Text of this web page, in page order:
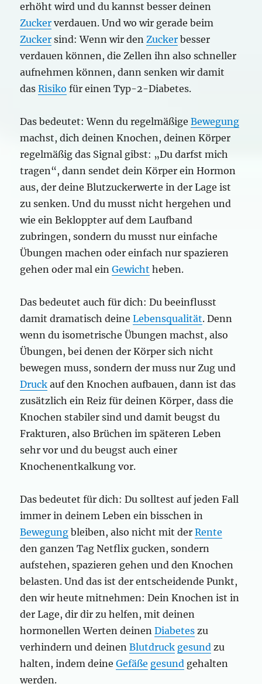
erhöht wird und du kannst besser deinen
Zucker verdauen. Und wo wir gerade beim
Zucker sind: Wenn wir denZucker besser
verdauen können, die Zellen ihn also schneller
aufnehmen können, dann senken wir damit
dasRisiko für einen Typ-2-Diabetes.
Das bedeutet: Wenn du regelmäßigeBewegung
machst, dich deinen Knochen, deinen Körper
regelmäßig das Signal gibst: „Du darfst mich
tragen“, dann sendet dein Körper ein Hormon
aus, der deine Blutzuckerwerte in der Lage ist
zu senken. Und du musst nicht hergehen und
wie ein Bekloppter auf dem Laufband
zubringen, sondern du musst nur einfache
Übungen machen oder einfach nur spazieren
gehen oder mal einGewicht heben.
Das bedeutet auch für dich: Du beeinflusst
damit dramatisch deineLebensqualität. Denn
wenn du isometrische Übungen machst, also
Übungen, bei denen der Körper sich nicht
bewegen muss, sondern der muss nur Zug und
Druck auf den Knochen aufbauen, dann ist das
zusätzlich ein Reiz für deinen Körper, dass die
Knochen stabiler sind und damit beugst du
Frakturen, also Brüchen im späteren Leben
sehr vor und du beugst auch einer
Knochenentkalkung vor.
Das bedeutet für dich: Du solltest auf jeden Fall
immer in deinem Leben ein bisschen in
Bewegung bleiben, also nicht mit derRente
den ganzen Tag Netflix gucken, sondern
aufstehen, spazieren gehen und den Knochen
belasten. Und das ist der entscheidende Punkt,
den wir heute mitnehmen: Dein Knochen ist in
der Lage, dir dir zu helfen, mit deinen
hormonellen Werten deinenDiabetes zu
verhindern und deinenBlutdruck gesund zu
halten, indem deineGefäße gesund gehalten
werden.